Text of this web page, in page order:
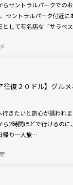
セントラルパークでの
セントラルパーク付近
して有名店な「サラベ
往復２０ドル】グル
きたいと旅心が誘われ
ら2時間ほどで行けるの
帰り一人旅…